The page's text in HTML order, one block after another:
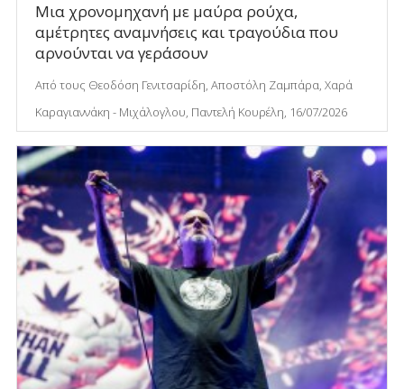
Μια χρονομηχανή με μαύρα ρούχα,
αμέτρητες αναμνήσεις και τραγούδια που
αρνούνται να γεράσουν
Από τους Θεοδόση Γενιτσαρίδη, Αποστόλη Ζαμπάρα, Χαρά
Καραγιαννάκη - Μιχάλογλου, Παντελή Κουρέλη, 16/07/2026